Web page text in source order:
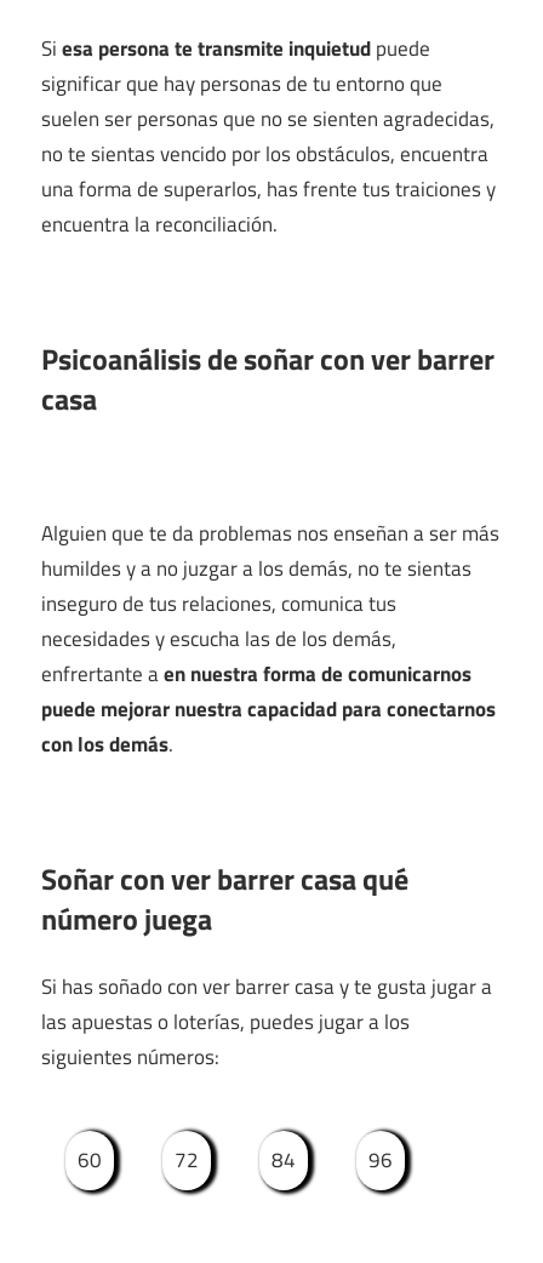
Siesa persona te transmite inquietudpuede
significar que hay personas de tu entorno que
suelen ser personas que no se sienten agradecidas,
no te sientas vencido por los obstáculos, encuentra
una forma de superarlos, has frente tus traiciones y
encuentra la reconciliación.
Psicoanálisis de soñar con ver barrer
casa
Alguien que te da problemas nos enseñan a ser más
humildes y a no juzgar a los demás, no te sientas
inseguro de tus relaciones, comunica tus
necesidades y escucha las de los demás,
enfrertante aen nuestra forma de comunicarnos
puede mejorar nuestra capacidad para conectarnos
con los demás.
Soñar con ver barrer casa qué
número juega
Si has soñado con ver barrer casa y te gusta jugar a
las apuestas o loterías, puedes jugar a los
siguientes números:
60 72 84 96